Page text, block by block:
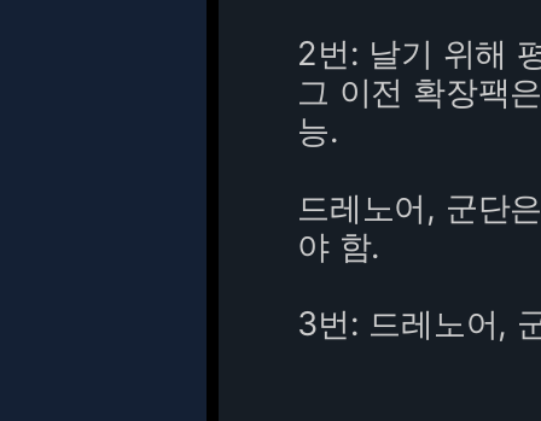
2번: 날기 위해
그 이전 확장팩
능.
드레노어, 군단
야 함.
3번: 드레노어,